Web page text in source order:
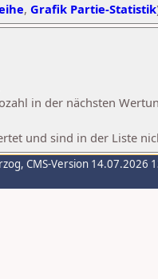
, Grafik Partie-Statistik
in der nächsten
und sind in der Liste
, CMS-Version 14.07.2026